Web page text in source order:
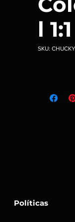
l 1:1
SKU:
Políticas